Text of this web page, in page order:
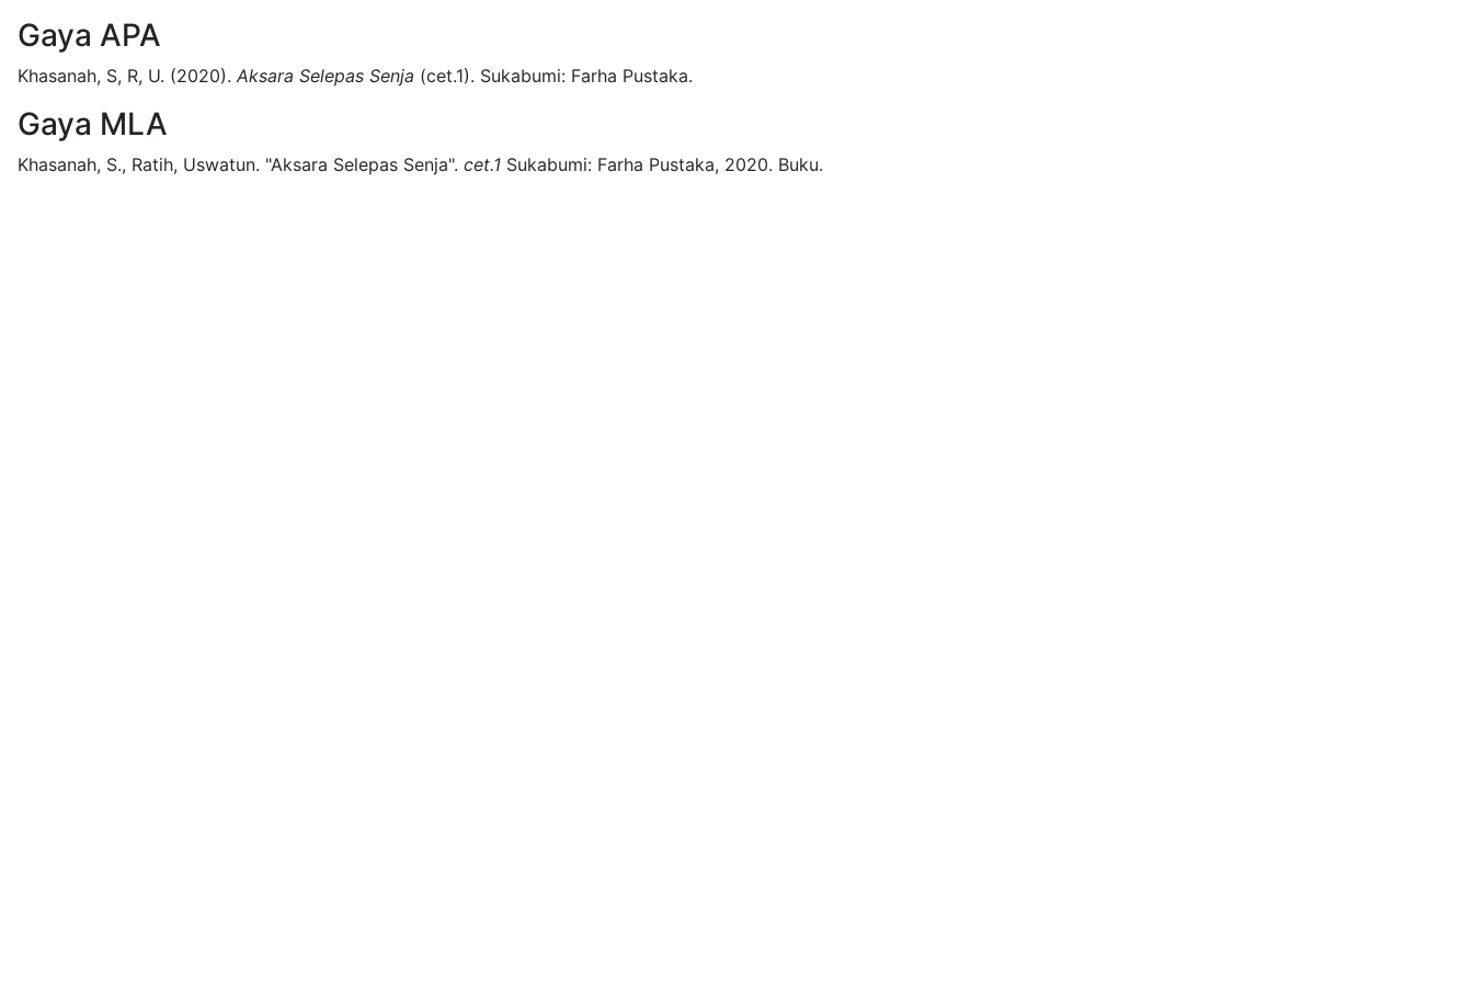
Gaya APA
Khasanah, S, R, U. (2020). Aksara Selepas Senja (cet.1). Sukabumi: Farha Pustaka.
Gaya MLA
Khasanah, S., Ratih, Uswatun. "Aksara Selepas Senja". cet.1 Sukabumi: Farha Pustaka, 2020. Buku.